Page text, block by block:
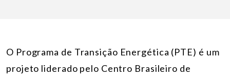
O Programa de Transição Energética (PTE) é um
projeto liderado pelo Centro Brasileiro de